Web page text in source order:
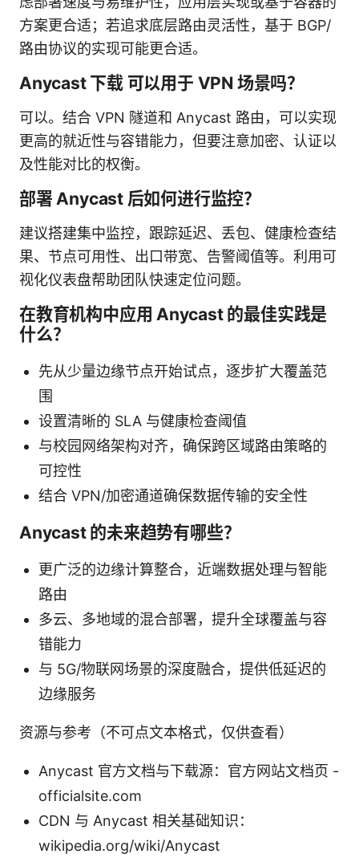
方案更合适；若追求底层路由灵活性，基于 BGP/
路由协议的实现可能更合适。
Anycast 下载 可以用于 VPN 场景吗？
可以。结合 VPN 隧道和 Anycast 路由，可以实现
更高的就近性与容错能力，但要注意加密、认证以
及性能对比的权衡。
部署 Anycast 后如何进行监控？
建议搭建集中监控，跟踪延迟、丢包、健康检查结
果、节点可用性、出口带宽、告警阈值等。利用可
视化仪表盘帮助团队快速定位问题。
在教育机构中应用 Anycast 的最佳实践是
什么？
先从少量边缘节点开始试点，逐步扩大覆盖范
围
设置清晰的 SLA 与健康检查阈值
与校园网络架构对齐，确保跨区域路由策略的
可控性
结合 VPN/加密通道确保数据传输的安全性
Anycast 的未来趋势有哪些？
更广泛的边缘计算整合，近端数据处理与智能
路由
多云、多地域的混合部署，提升全球覆盖与容
错能力
与 5G/物联网场景的深度融合，提供低延迟的
边缘服务
资源与参考（不可点文本格式，仅供查看）
Anycast 官方文档与下载源：官方网站文档页 -
officialsite.com
CDN 与 Anycast 相关基础知识：
wikipedia.org/wiki/Anycast